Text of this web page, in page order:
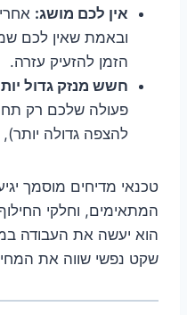
אין לכם מושג:
ובאמת שאין לכם
הזמן להזעיק עזרה.
חשש מנזק גדול
פעולה שלכם רק
להצפה גדולה יותר),
טכנאי מדיחים מוסמך
הוא יעשה את העבודה
שקט נפשי שווה את